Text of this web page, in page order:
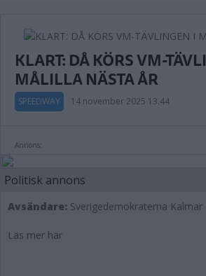
KLART: DÅ KÖRS VM-
MÅLILLA NÄSTA ÅR
SPEEDWAY 14 november 2025 13.44
Annons:
Politisk annons
Avsändare: Sverigedemokraterna Kalmar
Läs mer här